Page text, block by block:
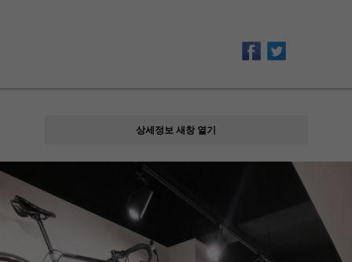
상세정보 새창 열기